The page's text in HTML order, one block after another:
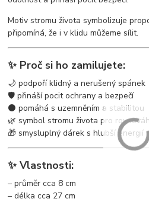
Motiv stromu života symbolizuje
připomíná, že i v klidu můžeme sílit.
✨ Proč si ho zamilujete:
🌙 podpoří klidný a nerušený spánek
🛡️ přináší pocit ochrany a bezpečí
⚫ pomáhá s uzemněním a stabilitou
🌿 symbol stromu života pro
🎁 smysluplný dárek s hlubší energií
✨ Vlastnosti:
– průměr cca 8 cm
– délka cca 27 cm